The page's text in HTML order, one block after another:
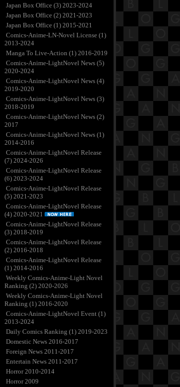
Japan Box Office (3) 2023-2024
Japan Box Office (2) 2021-2023
Japan Box Office (1) 2015-2021
Comics-Anime-LN-Novel License (1)
2013-2024
Manga To Live-Action (1) 2016-2019
Comics-Anime-LightNovel News (5)
2020-2024
Comics-Anime-LightNovel News (4)
2019-2020
Comics-Anime-LightNovel News (3)
2018-2019
Comics-Anime-LightNovel News (2)
2017
Comics-Anime-LightNovel News (1)
2014-2016
Comics-Anime-LightNovel Release
(7) 2024-2026
Comics-Anime-LightNovel Release
(6) 2023-2024
Comics-Anime-LightNovel Release
(5) 2021-2023
Comics-Anime-LightNovel Release
(4) 2020-2021
Comics-Anime-LightNovel Release
(3) 2018-2019
Comics-Anime-LightNovel Release
(2) 2016-2018
Comics-Anime-LightNovel Release
(1) 2014-2016
Weekly Comics-Anime-Light Novel
Ranking (2) 2020-2026
Weekly Comics-Anime-Light Novel
Ranking (1) 2016-2020
Comics-Anime-LightNovel Event (1)
2013-2024
Daily Comics Ranking (1) 2019-2023
Domestic News 2016-2017
Foreign News 2011-2017
Entertain News 2011-2017
Horror 2010-2014
Horror 2009